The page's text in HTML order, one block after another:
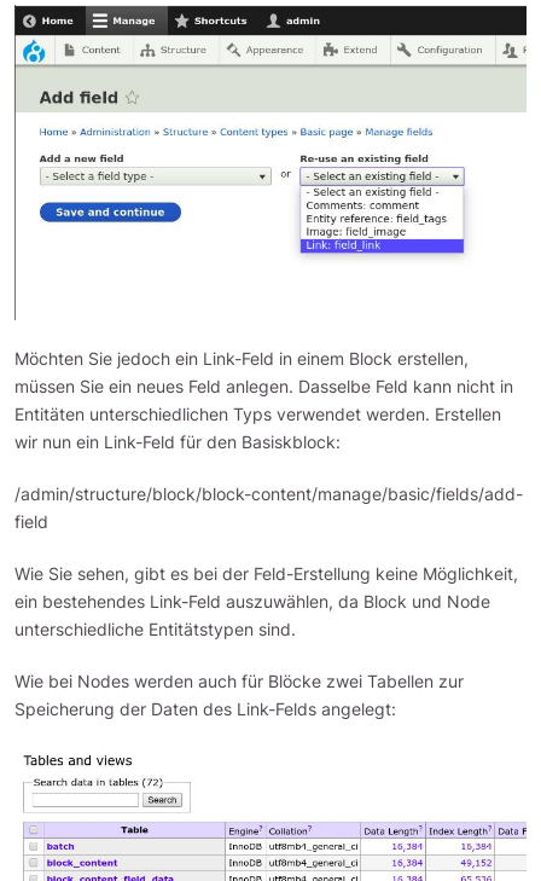
Möchten Sie jedoch ein Link-Feld in einem Block erstellen,
müssen Sie ein neues Feld anlegen. Dasselbe Feld kann nicht in
Entitäten unterschiedlichen Typs verwendet werden. Erstellen
wir nun ein Link-Feld für den Basiskblock:
/admin/structure/block/block-content/manage/basic/fields/add-
field
Wie Sie sehen, gibt es bei der Feld-Erstellung keine Möglichkeit,
ein bestehendes Link-Feld auszuwählen, da Block und Node
unterschiedliche Entitätstypen sind.
Wie bei Nodes werden auch für Blöcke zwei Tabellen zur
Speicherung der Daten des Link-Felds angelegt: